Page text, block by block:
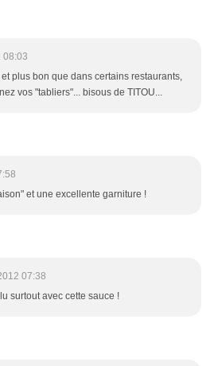
08:03
plus bon que dans certains restaurants,
vos "tabliers"... bisous de TITOU...
et une excellente garniture !
07:38
surtout avec cette sauce !